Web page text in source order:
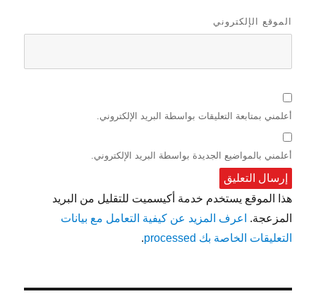
الموقع الإلكتروني
أعلمني بمتابعة التعليقات بواسطة البريد الإلكتروني.
أعلمني بالمواضيع الجديدة بواسطة البريد الإلكتروني.
هذا الموقع يستخدم خدمة أكيسميت للتقليل من البريد
المزعجة.
اعرف المزيد عن كيفية التعامل مع بيانات
التعليقات الخاصة بك processed
.